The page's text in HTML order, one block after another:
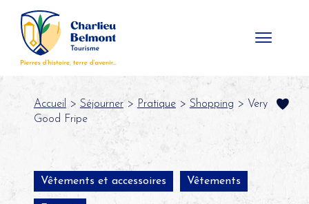
Accueil > Séjourner> Pratique> Shopping > Very
Good Fripe
Vêtements et accessoires Vêtements
Panneau de gestion des cookies